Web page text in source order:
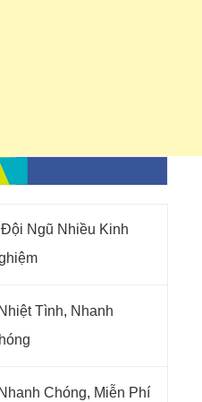
Đội Ngũ Nhiều Kinh
Tình, Nhanh
Chóng, Miễn Phí